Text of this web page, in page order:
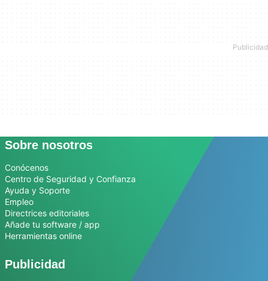
Sobre nosotros
Conócenos
Centro de Seguridad y Confianza
Ayuda y Soporte
Empleo
Directrices editoriales
Añade tu software / app
Herramientas online
Publicidad